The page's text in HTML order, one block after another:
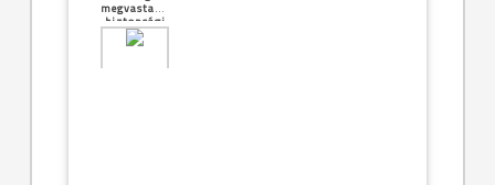
megvastagított
biztonsági
üveg